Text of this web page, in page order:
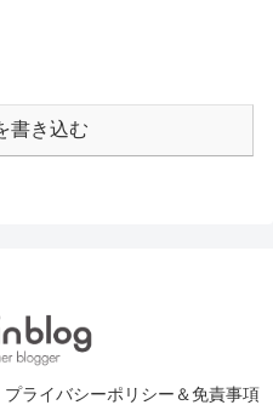
書き込む
プライバシーポリシー＆免責事項